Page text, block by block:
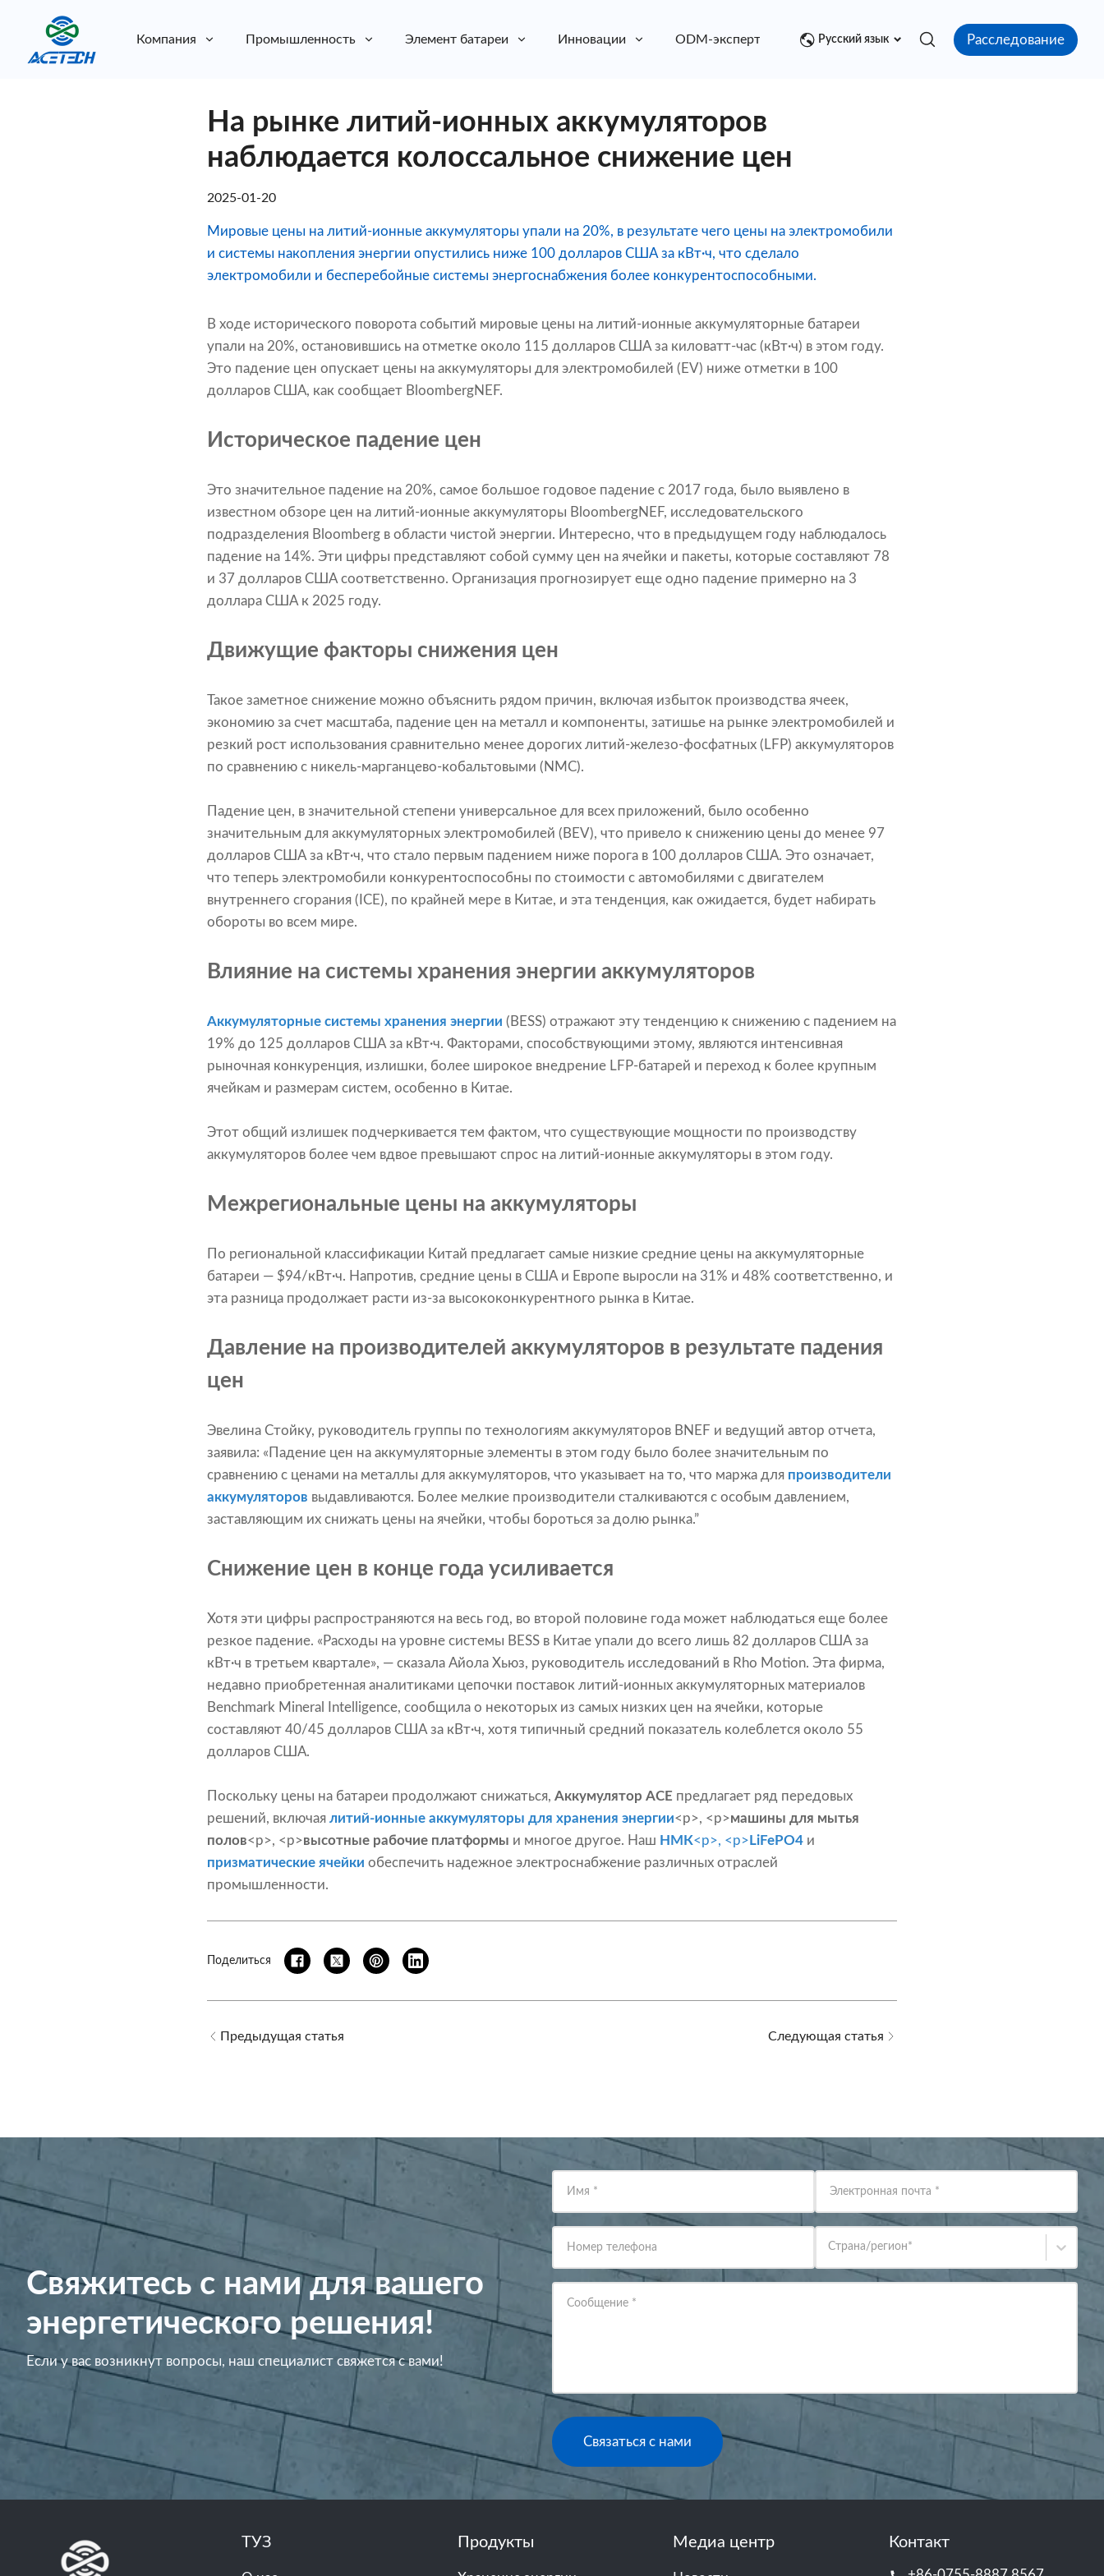
Компания Промышленность Элемент батареи Инновации ODM-эксперт Медиа центр Контакт
Русский язык Расследование
На рынке литий-ионных аккумуляторов
наблюдается колоссальное снижение цен
2025-01-20
Мировые цены на литий-ионные аккумуляторы упали на 20%, в результате чего цены на электромобили
и системы накопления энергии опустились ниже 100 долларов США за кВт·ч, что сделало
электромобили и бесперебойные системы энергоснабжения более конкурентоспособными.
В ходе исторического поворота событий мировые цены на литий-ионные аккумуляторные батареи
упали на 20%, остановившись на отметке около 115 долларов США за киловатт-час (кВт·ч) в этом году.
Это падение цен опускает цены на аккумуляторы для электромобилей (EV) ниже отметки в 100
долларов США, как сообщает BloombergNEF.
Историческое падение цен
Это значительное падение на 20%, самое большое годовое падение с 2017 года, было выявлено в
известном обзоре цен на литий-ионные аккумуляторы BloombergNEF, исследовательского
подразделения Bloomberg в области чистой энергии. Интересно, что в предыдущем году наблюдалось
падение на 14%. Эти цифры представляют собой сумму цен на ячейки и пакеты, которые составляют 78
и 37 долларов США соответственно. Организация прогнозирует еще одно падение примерно на 3
доллара США к 2025 году.
Движущие факторы снижения цен
Такое заметное снижение можно объяснить рядом причин, включая избыток производства ячеек,
экономию за счет масштаба, падение цен на металл и компоненты, затишье на рынке электромобилей и
резкий рост использования сравнительно менее дорогих литий-железо-фосфатных (LFP) аккумуляторов
по сравнению с никель-марганцево-кобальтовыми (NMC).
Падение цен, в значительной степени универсальное для всех приложений, было особенно
значительным для аккумуляторных электромобилей (BEV), что привело к снижению цены до менее 97
долларов США за кВт·ч, что стало первым падением ниже порога в 100 долларов США. Это означает,
что теперь электромобили конкурентоспособны по стоимости с автомобилями с двигателем
внутреннего сгорания (ICE), по крайней мере в Китае, и эта тенденция, как ожидается, будет набирать
обороты во всем мире.
Влияние на системы хранения энергии аккумуляторов
Аккумуляторные системы хранения энергии (BESS) отражают эту тенденцию к снижению с падением на
19% до 125 долларов США за кВт·ч. Факторами, способствующими этому, являются интенсивная
рыночная конкуренция, излишки, более широкое внедрение LFP-батарей и переход к более крупным
ячейкам и размерам систем, особенно в Китае.
Этот общий излишек подчеркивается тем фактом, что существующие мощности по производству
аккумуляторов более чем вдвое превышают спрос на литий-ионные аккумуляторы в этом году.
Межрегиональные цены на аккумуляторы
По региональной классификации Китай предлагает самые низкие средние цены на аккумуляторные
батареи — $94/кВт·ч. Напротив, средние цены в США и Европе выросли на 31% и 48% соответственно, и
эта разница продолжает расти из-за высококонкурентного рынка в Китае.
Давление на производителей аккумуляторов в результате падения
цен
Эвелина Стойку, руководитель группы по технологиям аккумуляторов BNEF и ведущий автор отчета,
заявила: «Падение цен на аккумуляторные элементы в этом году было более значительным по
сравнению с ценами на металлы для аккумуляторов, что указывает на то, что маржа для производители
аккумуляторов выдавливаются. Более мелкие производители сталкиваются с особым давлением,
заставляющим их снижать цены на ячейки, чтобы бороться за долю рынка.”
Снижение цен в конце года усиливается
Хотя эти цифры распространяются на весь год, во второй половине года может наблюдаться еще более
резкое падение. «Расходы на уровне системы BESS в Китае упали до всего лишь 82 долларов США за
кВт·ч в третьем квартале», — сказала Айола Хьюз, руководитель исследований в Rho Motion. Эта фирма,
недавно приобретенная аналитиками цепочки поставок литий-ионных аккумуляторных материалов
Benchmark Mineral Intelligence, сообщила о некоторых из самых низких цен на ячейки, которые
составляют 40/45 долларов США за кВт·ч, хотя типичный средний показатель колеблется около 55
долларов США.
Поскольку цены на батареи продолжают снижаться, Аккумулятор ACE предлагает ряд передовых
решений, включая литий-ионные аккумуляторы для хранения энергии<р>, <р>машины для мытья
полов<р>, <р>высотные рабочие платформы и многое другое. Наш НМК<р>, <р> LiFePO4 и
призматические ячейки обеспечить надежное электроснабжение различных отраслей
промышленности.
Поделиться
Предыдущая статья Следующая статья
Свяжитесь с нами для вашего
энергетического решения!
Если у вас возникнут вопросы, наш специалист свяжется с вами!
Имя * Электронная почта *
Номер телефона Страна/регион*
Сообщение *
Связаться с нами
ТУЗ Продукты Медиа центр Контакт